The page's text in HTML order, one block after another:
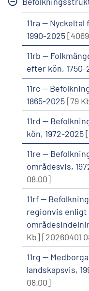
11ra --
1990-2025
11rb --
efter kön, 1750-
11rc --
1865-2025[79
11rd --
kön, 1972-2025
11re --
områdesvis,
08.00]
11rf --
regionvis
Kb][20260401
11rg --
landskapsvis,
08.00]